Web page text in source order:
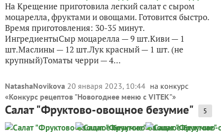
На Крещение приготовила легкий салат с сыром
моцарелла, фруктами и овощами. Готовится быстро.
Время приготовления: 30-35 минут.
ИнгредиентыСыр моцарелла — 9 шт.Киви — 1
шт.Маслины — 12 шт.Лук красный — 1 шт. (не
крупный)Томаты черри — 4...
NatashaNovikova 20 января 2023, 10:44 на конкурс
«Конкурс рецептов "Новогоднее меню с VITEK"»
Салат "Фруктово-овощное безумие" 5